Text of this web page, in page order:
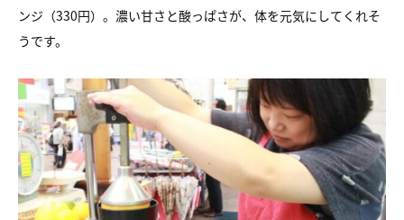
ンジ（330円）。濃い甘さと酸っぱさが、体を元気にしてくれそ
うです。